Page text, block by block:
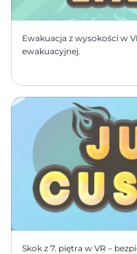
Ewakuacja z wysokości w
ewakuacyjnej.
Skok z 7. piętra w VR –